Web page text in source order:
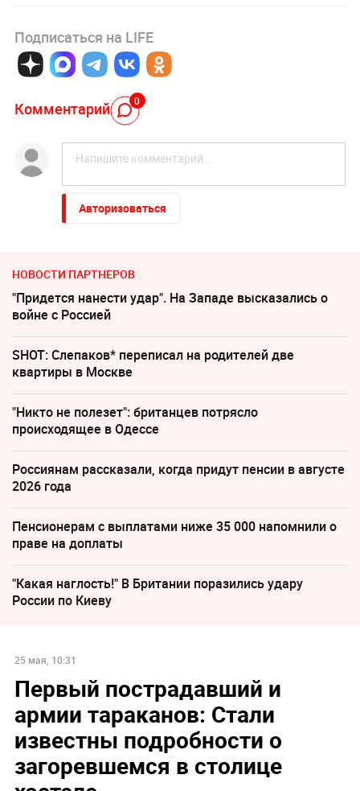
Подписаться на LIFE
Комментарий 0
Авторизоваться
НОВОСТИ ПАРТНЕРОВ
"Придется нанести удар". На Западе высказались о
войне с Россией
SHOT: Слепаков* переписал на родителей две
квартиры в Москве
"Никто не полезет": британцев потрясло
происходящее в Одессе
Россиянам рассказали, когда придут пенсии в августе
2026 года
Пенсионерам с выплатами ниже 35 000 напомнили о
праве на доплаты
"Какая наглость!" В Британии поразились удару
России по Киеву
25 мая, 10:31
Первый пострадавший и
армии тараканов: Стали
известны подробности о
загоревшемся в столице